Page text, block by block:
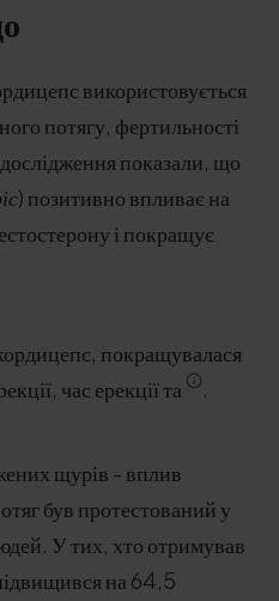
використовується
потягу, фертильності
показали, що
) позитивно впливає на
і покращує
покращувалася
час ерекції та
.
щурів - вплив
був протестований у
У тих, хто отримував
на 64,5